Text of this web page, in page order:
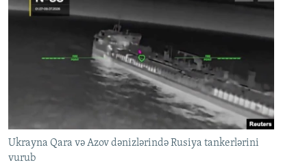
Ukrayna Qara və Azov dənizlərində Rusiya tankerlərini
vurub